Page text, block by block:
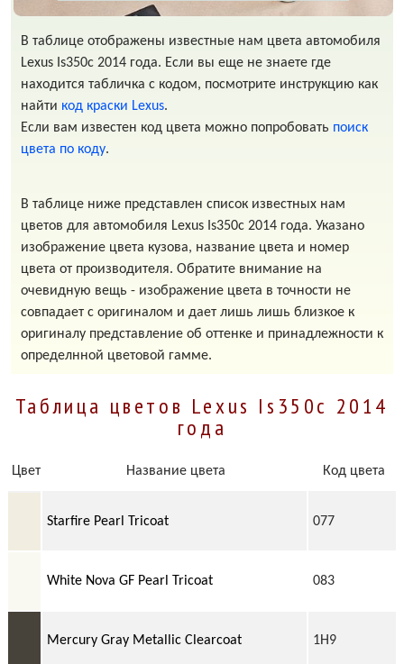
В таблице отображены известные нам цвета автомобиля
Lexus Is350c 2014 года. Если вы еще не знаете где
находится табличка с кодом, посмотрите инструкцию как
найти код краски Lexus.
Если вам известен код цвета можно попробовать поиск
цвета по коду.
В таблице ниже представлен список известных нам
цветов для автомобиля Lexus Is350c 2014 года. Указано
изображение цвета кузова, название цвета и номер
цвета от производителя. Обратите внимание на
очевидную вещь - изображение цвета в точности не
совпадает с оригиналом и дает лишь лишь близкое к
оригиналу представление об оттенке и принадлежности к
определнной цветовой гамме.
Таблица цветов Lexus Is350c 2014
года
Цвет Название цвета Код цвета
Starfire Pearl Tricoat 077
White Nova GF Pearl Tricoat 083
Mercury Gray Metallic Clearcoat 1H9